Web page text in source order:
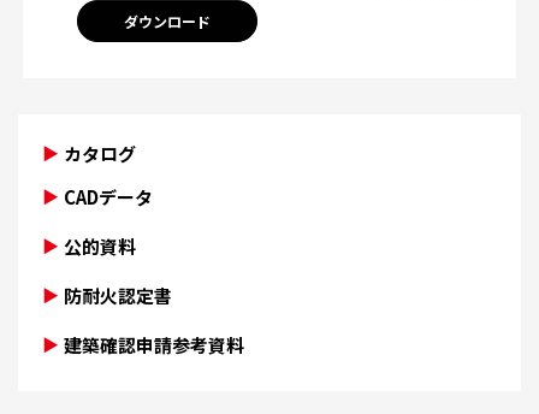
ダウンロード
カタログ
CADデータ
公的資料
防耐火認定書
建築確認申請参考資料